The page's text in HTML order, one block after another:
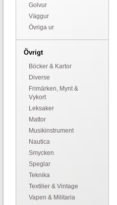
Golvur
Väggur
Övriga ur
Övrigt
Böcker & Kartor
Diverse
Frimärken, Mynt &
Vykort
Leksaker
Mattor
Musikinstrument
Nautica
Smycken
Speglar
Teknika
Textilier & Vintage
Vapen & Militaria